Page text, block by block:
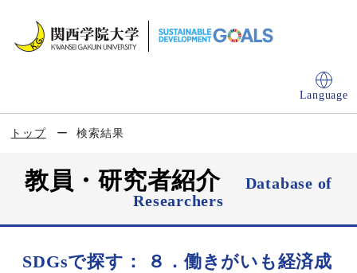
Language
トップ 検索結果
教員・研究者紹介
Database of
Researchers
SDGsで探す： ８．働きがいも経済成